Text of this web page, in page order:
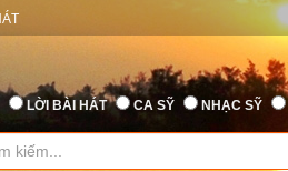
LỜI BÀI HÁT CA SỸ NHẠC SỸ